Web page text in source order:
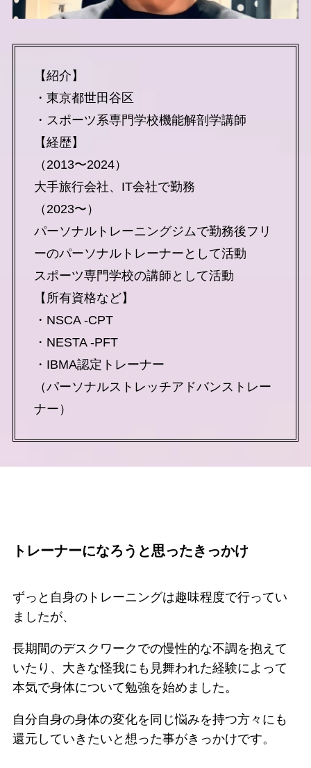
【紹介】
・東京都世田谷区
・スポーツ系専門学校機能解剖学講師
【経歴】
（2013〜2024）
大手旅行会社、IT会社で勤務
（2023〜）
パーソナルトレーニングジムで勤務後フリ
ーのパーソナルトレーナーとして活動
スポーツ専門学校の講師として活動
【所有資格など】
・NSCA -CPT
・NESTA -PFT
・IBMA認定トレーナー
（パーソナルストレッチアドバンストレー
ナー）
トレーナーになろうと思ったきっかけ
ずっと自身のトレーニングは趣味程度で行ってい
ましたが、
長期間のデスクワークでの慢性的な不調を抱えて
いたり、大きな怪我にも見舞われた経験によって
本気で身体について勉強を始めました。
自分自身の身体の変化を同じ悩みを持つ方々にも
還元していきたいと想った事がきっかけです。